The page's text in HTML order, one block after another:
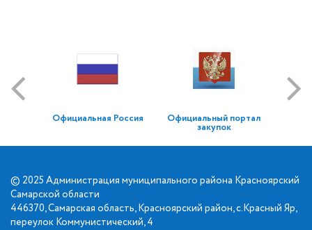
Официальная Россия Официальный портал
закупок
© 2025 Администрация муниципального района Красноярский
Самарской области
446370, Самарская область, Красноярский район, с.Красный Яр,
переулок Коммунистический, 4